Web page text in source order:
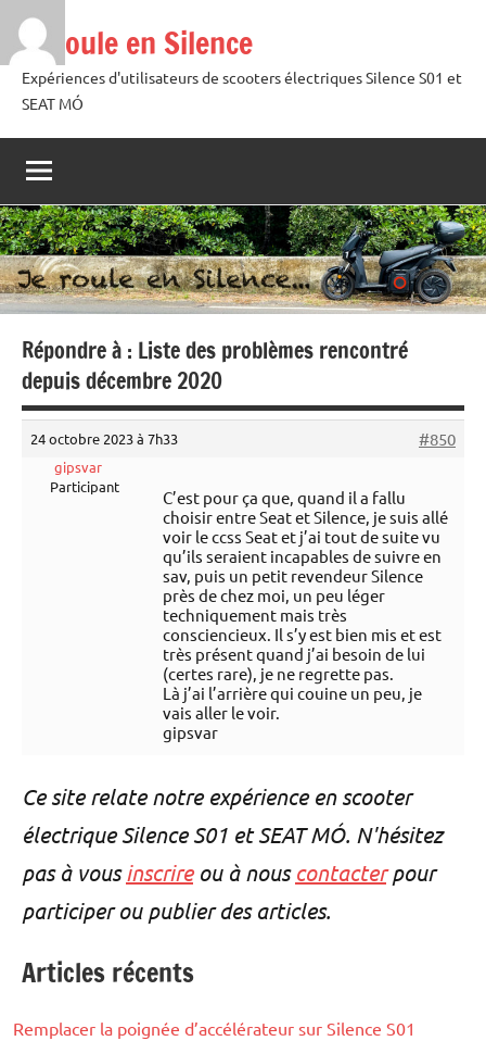
Aller
contenu
Je roule en Silence
Expériences d'utilisateurs de scooters électriques Silence S01 et
SEAT MÓ
Répondre à : Liste des problèmes rencontré
depuis décembre 2020
24 octobre 2023 à 7h33 #850
gipsvar
Participant
C’est pour ça que, quand il a fallu
choisir entre Seat et Silence, je suis allé
voir le ccss Seat et j’ai tout de suite vu
qu’ils seraient incapables de suivre en
sav, puis un petit revendeur Silence
près de chez moi, un peu léger
techniquement mais très
consciencieux. Il s’y est bien mis et est
très présent quand j’ai besoin de lui
(certes rare), je ne regrette pas.
Là j’ai l’arrière qui couine un peu, je
vais aller le voir.
gipsvar
Ce site relate notre expérience en scooter
électrique Silence S01 et SEAT MÓ. N'hésitez
pas à vousinscrireou à nous contacterpour
participer ou publier des articles.
Articles récents
Remplacer la poignée d’accélérateur sur Silence S01